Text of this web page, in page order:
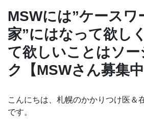
MSWには”ケースワ
家”にはなって欲し
て欲しいことはソ
ク【MSWさん募集中
こんにちは、札幌のかかりつけ医＆
です。